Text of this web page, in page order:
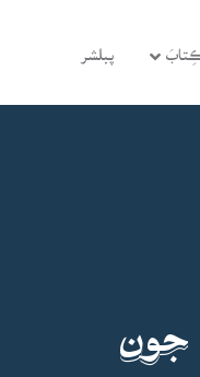
ڪِتابَ پبلشر
جون